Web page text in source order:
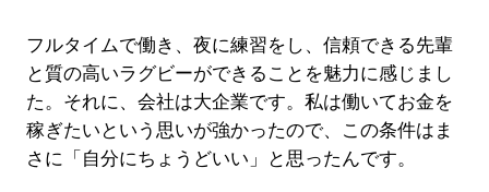
フルタイムで働き、夜に練習をし、信頼できる先輩
と質の高いラグビーができることを魅力に感じまし
た。それに、会社は大企業です。私は働いてお金を
稼ぎたいという思いが強かったので、この条件はま
さに「自分にちょうどいい」と思ったんです。